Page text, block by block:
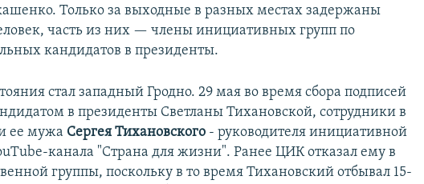
Только за выходные в разных местах задержаны
часть из них — члены инициативных групп по
кандидатов в президенты.
стал западный Гродно. 29 мая во время сбора подписей
в президенты Светланы Тихановской, сотрудники в
ее мужа Сергея Тихановского - руководителя инициативной
канала "Страна для жизни". Ранее ЦИК отказал ему в
группы, поскольку в то время Тихановский отбывал 15-